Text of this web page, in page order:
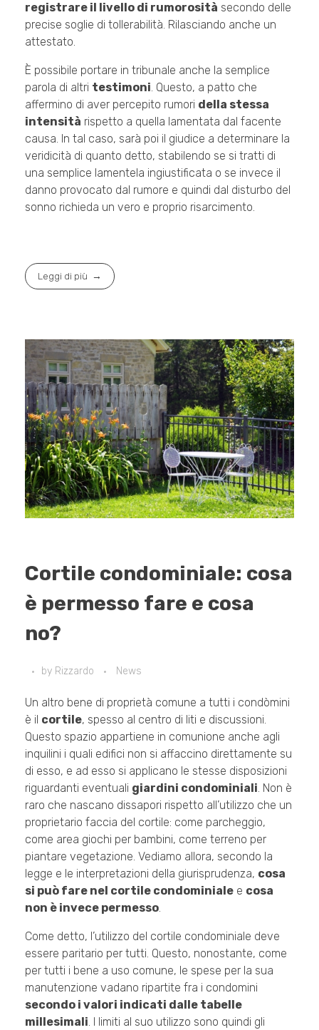
registrare il livello di rumorosità secondo delle
precise soglie di tollerabilità. Rilasciando anche un
attestato.
È possibile portare in tribunale anche la semplice
parola di altri testimoni. Questo, a patto che
affermino di aver percepito rumori della stessa
intensità rispetto a quella lamentata dal facente
causa. In tal caso, sarà poi il giudice a determinare la
veridicità di quanto detto, stabilendo se si tratti di
una semplice lamentela ingiustificata o se invece il
danno provocato dal rumore e quindi dal disturbo del
sonno richieda un vero e proprio risarcimento.
Leggi di più
Cortile condominiale: cosa
è permesso fare e cosa
no?
by Rizzardo News
Un altro bene di proprietà comune a tutti i condòmini
è il cortile, spesso al centro di liti e discussioni.
Questo spazio appartiene in comunione anche agli
inquilini i quali edifici non si affaccino direttamente su
di esso, e ad esso si applicano le stesse disposizioni
riguardanti eventuali giardini condominiali. Non è
raro che nascano dissapori rispetto all’utilizzo che un
proprietario faccia del cortile: come parcheggio,
come area giochi per bambini, come terreno per
piantare vegetazione. Vediamo allora, secondo la
legge e le interpretazioni della giurisprudenza, cosa
si può fare nel cortile condominiale e cosa
non è invece permesso.
Come detto, l’utilizzo del cortile condominiale deve
essere paritario per tutti. Questo, nonostante, come
per tutti i bene a uso comune, le spese per la sua
manutenzione vadano ripartite fra i condomini
secondo i valori indicati dalle tabelle
millesimali. I limiti al suo utilizzo sono quindi gli